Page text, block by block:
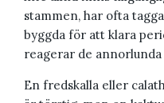
stammen, har ofta
byggda för att klara
reagerar de
En fredskalla eller